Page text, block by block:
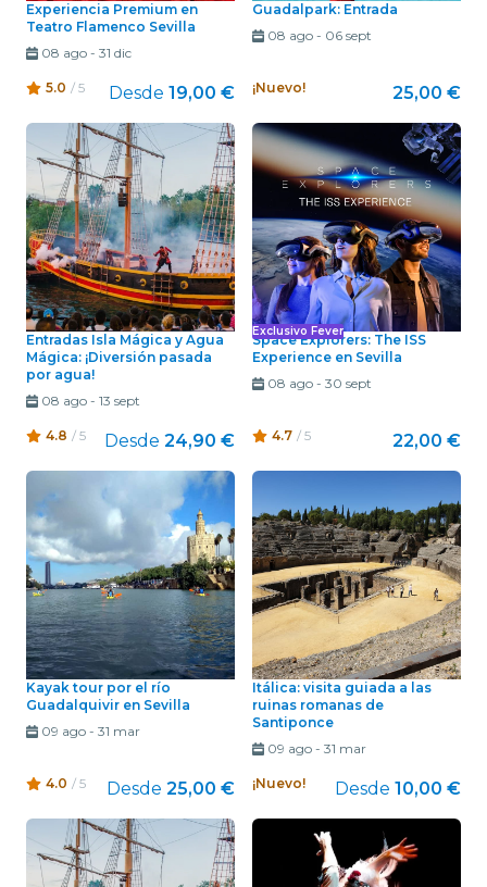
Experiencia Premium en
Teatro Flamenco Sevilla
08 ago- 31 dic
5.0 / 5 Desde 19,00 €
Guadalpark: Entrada
08 ago- 06 sept
¡Nuevo! 25,00 €
Entradas Isla Mágica y Agua
Mágica: ¡Diversión pasada
por agua!
08 ago- 13 sept
4.8 / 5 Desde 24,90 €
Exclusivo Fever
Space Explorers: The ISS
Experience en Sevilla
08 ago- 30 sept
4.7 / 5 22,00 €
Kayak tour por el río
Guadalquivir en Sevilla
09 ago- 31 mar
4.0 / 5 Desde 25,00 €
Itálica: visita guiada a las
ruinas romanas de
Santiponce
09 ago- 31 mar
¡Nuevo! Desde 10,00 €